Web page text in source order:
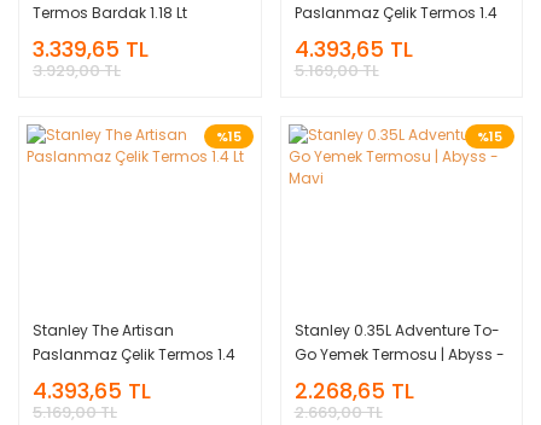
Termos Bardak 1.18 Lt
3.339,65 TL
3.929,00 TL
Paslanmaz Çelik Termos 1.4
Lt
4.393,65 TL
5.169,00 TL
%15
Stanley The Artisan
Paslanmaz Çelik Termos 1.4
Lt
4.393,65 TL
5.169,00 TL
%15
Stanley 0.35L Adventure To-
Go Yemek Termosu | Abyss -
Mavi
2.268,65 TL
2.669,00 TL